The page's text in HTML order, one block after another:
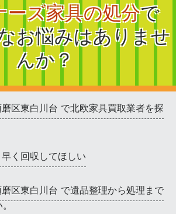
ーズ家具の処分で
お悩みはありませ
んか？
区東白川台 で北欧家具買取業者を探
く回収してほしい
区東白川台 で遺品整理から処理まで